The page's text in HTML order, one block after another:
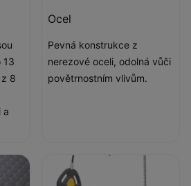
13
8
a
Ocel
Pevná konstrukce z
nerezové oceli, odolná vůči
povětrnostním vlivům.